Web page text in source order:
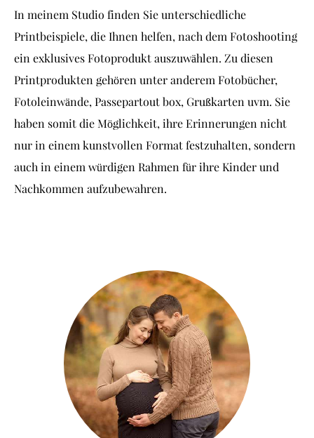
In meinem Studio finden Sie unterschiedliche
Printbeispiele, die Ihnen helfen, nach dem Fotoshooting
ein exklusives Fotoprodukt auszuwählen. Zu diesen
Printprodukten gehören unter anderem Fotobücher,
Fotoleinwände, Passepartout box, Grußkarten uvm. Sie
haben somit die Möglichkeit, ihre Erinnerungen nicht
nur in einem kunstvollen Format festzuhalten, sondern
auch in einem würdigen Rahmen für ihre Kinder und
Nachkommen aufzubewahren.